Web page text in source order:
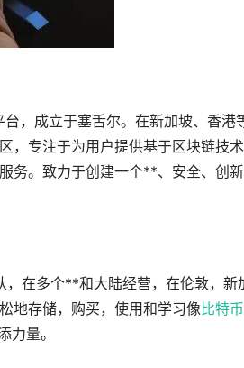
，成立于塞舌尔。在新加坡、香港
，专注于为用户提供基于区块链技
务。致力于创建一个**、安全、创
在多个**和大陆经营，在伦敦，新
地存储，购买，使用和学习像 比特币
量。